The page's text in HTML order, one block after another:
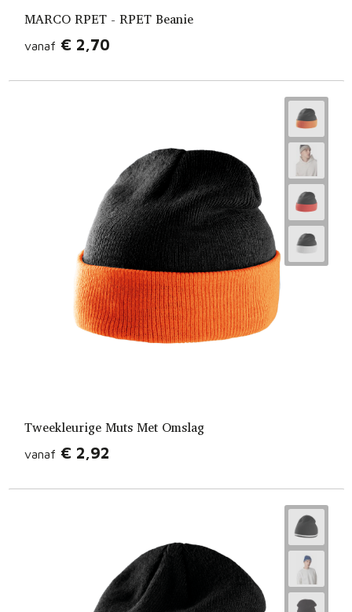
MARCO RPET - RPET Beanie
vanaf € 2,70
Tweekleurige Muts Met Omslag
vanaf € 2,92